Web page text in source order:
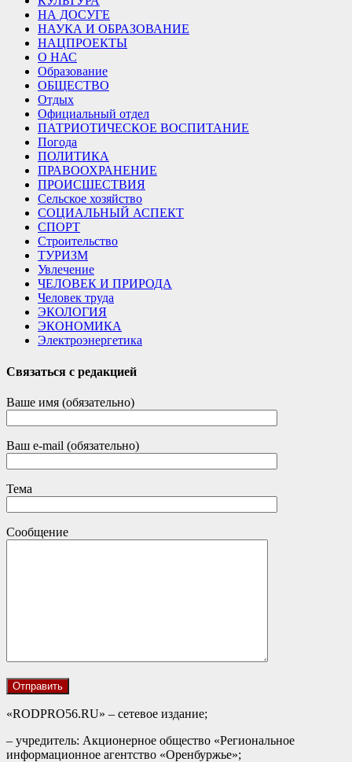
НА ДОСУГЕ
НАУКА И ОБРАЗОВАНИЕ
НАЦПРОЕКТЫ
О НАС
Образование
ОБЩЕСТВО
Отдых
Официальный отдел
ПАТРИОТИЧЕСКОЕ ВОСПИТАНИЕ
Погода
ПОЛИТИКА
ПРАВООХРАНЕНИЕ
ПРОИСШЕСТВИЯ
Сельское хозяйство
СОЦИАЛЬНЫЙ АСПЕКТ
СПОРТ
Строительство
ТУРИЗМ
Увлечение
ЧЕЛОВЕК И ПРИРОДА
Человек труда
ЭКОЛОГИЯ
ЭКОНОМИКА
Электроэнергетика
Связаться с редакцией
Ваше имя (обязательно)
Ваш e-mail (обязательно)
Тема
Сообщение
«RODPRO56.RU» – сетевое издание;
– учредитель: Акционерное общество «Региональное
информационное агентство «Оренбуржье»;